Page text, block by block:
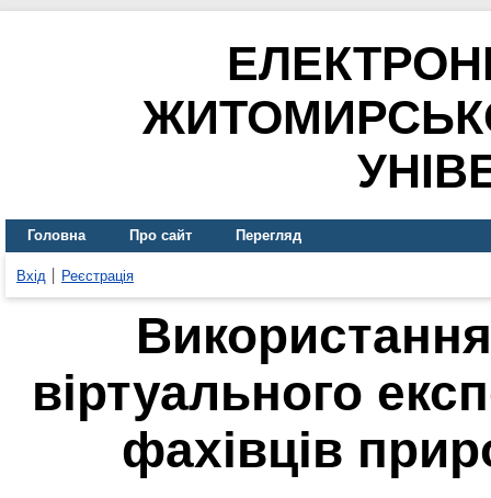
Головна Про сайт Перегляд
Вхід Реєстрація
Використання
віртуального
фахівців